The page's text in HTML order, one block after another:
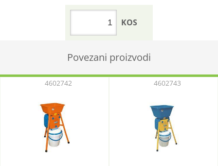
KOS
Povezani proizvodi
4602742 4602743